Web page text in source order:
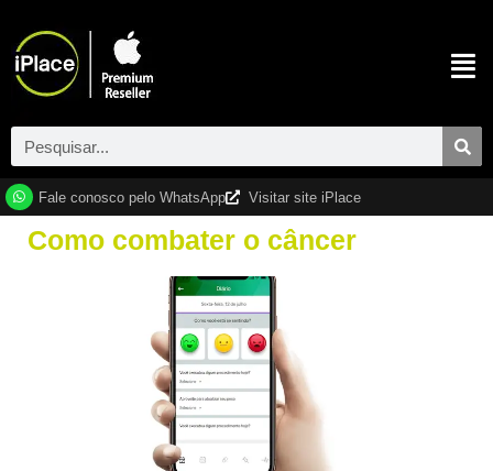
Fale conosco pelo WhatsApp Visitar site iPlace
Como combater o câncer